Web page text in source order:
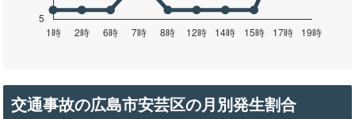
交通事故の広島市安芸区の月別発生割合